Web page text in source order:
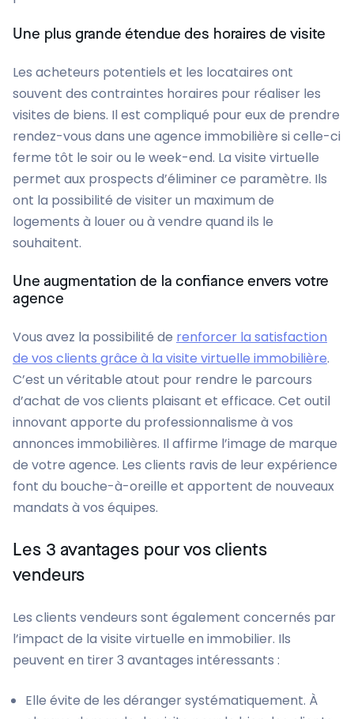
Une plus grande étendue des horaires de visite
Les acheteurs potentiels et les locataires ont
souvent des contraintes horaires pour réaliser les
visites de biens. Il est compliqué pour eux de prendre
rendez-vous dans une agence immobilière si celle-ci
ferme tôt le soir ou le week-end. La visite virtuelle
permet aux prospects d’éliminer ce paramètre. Ils
ont la possibilité de visiter un maximum de
logements à louer ou à vendre quand ils le
souhaitent.
Une augmentation de la confiance envers votre
agence
Vous avez la possibilité de renforcer la satisfaction
de vos clients grâce à la visite virtuelle immobilière.
C’est un véritable atout pour rendre le parcours
d’achat de vos clients plaisant et efficace. Cet outil
innovant apporte du professionnalisme à vos
annonces immobilières. Il affirme l’image de marque
de votre agence. Les clients ravis de leur expérience
font du bouche-à-oreille et apportent de nouveaux
mandats à vos équipes.
Les 3 avantages pour vos clients
vendeurs
Les clients vendeurs sont également concernés par
l’impact de la visite virtuelle en immobilier. Ils
peuvent en tirer 3 avantages intéressants :
Elle évite de les déranger systématiquement. À